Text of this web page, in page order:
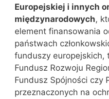
Europejskiej i innych
międzynarodowych,
element finansowania
państwach
funduszy europejskich,
Fundusz Rozwoju
Fundusz Spójności czy
przeznaczonych na